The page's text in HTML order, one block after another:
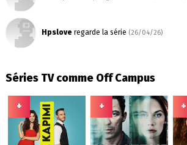
Hpsloveregarde la série (26/04/26)
Séries TV comme Off Campus
+ + +